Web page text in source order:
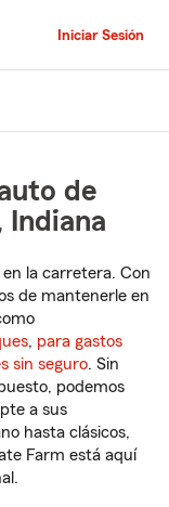
Iniciar Sesión
de
Indiana
la carretera. Con
de mantenerle en
, para gastos
sin seguro. Sin
podemos
a sus
hasta clásicos,
Farm está aquí